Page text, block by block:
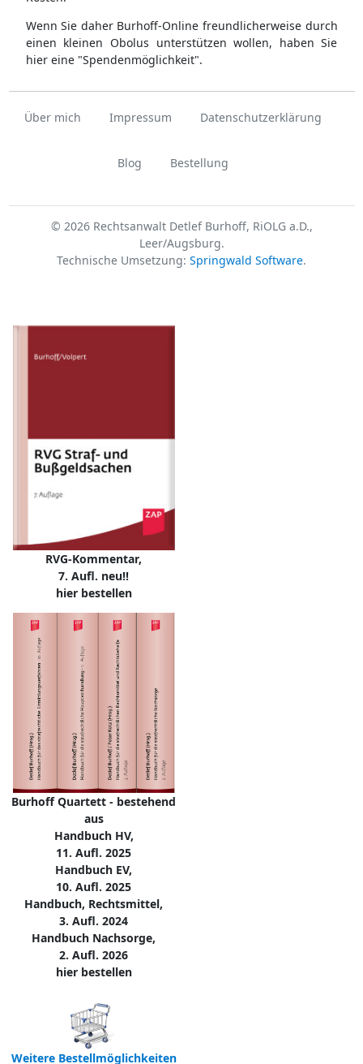
Wenn Sie daher Burhoff-Online freundlicherweise durch
einen kleinen Obolus unterstützen wollen, haben Sie
hier eine "Spendenmöglichkeit".
Über mich Impressum Datenschutzerklärung
Blog Bestellung
© 2026 Rechtsanwalt Detlef Burhoff, RiOLG a.D.,
Leer/Augsburg.
Technische Umsetzung: Springwald Software.
RVG-Kommentar,
7. Aufl. neu!!
hier bestellen
Burhoff Quartett - bestehend
aus
Handbuch HV,
11. Aufl. 2025
Handbuch EV,
10. Aufl. 2025
Handbuch, Rechtsmittel,
3. Aufl. 2024
Handbuch Nachsorge,
2. Aufl. 2026
hier bestellen
Weitere Bestellmöglichkeiten